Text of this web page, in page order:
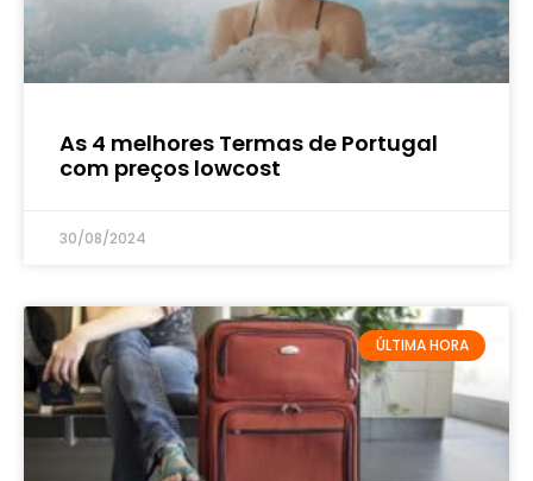
As 4 melhores Termas de Portugal
com preços lowcost
30/08/2024
ÚLTIMA HORA